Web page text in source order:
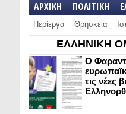
ΑΡΧΙΚΗ ΠΟΛΙΤΙΚΗ
Περίεργα Θρησκεία
ΕΛΛΗΝΙΚΗ
Ο
τις νέες